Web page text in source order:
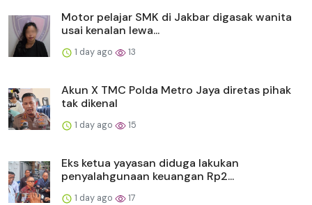
Motor pelajar SMK di Jakbar digasak wanita
usai kenalan lewa...
1 day ago 13
Akun X TMC Polda Metro Jaya diretas pihak
tak dikenal
1 day ago 15
Eks ketua yayasan diduga lakukan
penyalahgunaan keuangan Rp2...
1 day ago 17